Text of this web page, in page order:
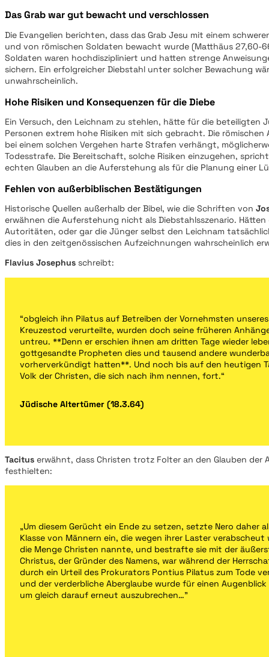
Das Grab war gut bewacht und verschlossen
Die Evangelien berichten, dass das Grab Jesu mit einem
und von römischen Soldaten bewacht wurde (Matthäus 27,60-
Soldaten waren hochdiszipliniert und hatten strenge
sichern. Ein erfolgreicher Diebstahl unter solcher Bewachung
unwahrscheinlich.
Hohe Risiken und Konsequenzen für die Diebe
Ein Versuch, den Leichnam zu stehlen, hätte für die beteiligten
Personen extrem hohe Risiken mit sich gebracht. Die
bei einem solchen Vergehen harte Strafen verhängt,
Todesstrafe. Die Bereitschaft, solche Risiken einzugehen,
echten Glauben an die Auferstehung als für die Planung einer
Fehlen von außerbiblischen Bestätigungen
Historische Quellen außerhalb der Bibel, wie die Schriften von
erwähnen die Auferstehung nicht als Diebstahlsszenario. Hätten
Autoritäten, oder gar die Jünger selbst den Leichnam
dies in den zeitgenössischen Aufzeichnungen wahrscheinlich
Flavius Josephus schreibt:
“obgleich ihn Pilatus auf Betreiben der Vornehmsten unseres
Kreuzestod verurteilte, wurden doch seine früheren
untreu. **Denn er erschien ihnen am dritten Tage wieder
gottgesandte Propheten dies und tausend andere
vorherverkündigt hatten**. Und noch bis auf den heutigen
Volk der Christen, die sich nach ihm nennen, fort.“
Jüdische Altertümer (18.3.64)
Tacitus erwähnt, dass Christen trotz Folter an den Glauben der
festhielten:
„Um diesem Gerücht ein Ende zu setzen, setzte Nero daher
Klasse von Männern ein, die wegen ihrer Laster verabscheut
die Menge Christen nannte, und bestrafte sie mit der
Christus, der Gründer des Namens, war während der
durch ein Urteil des Prokurators Pontius Pilatus zum Tode
und der verderbliche Aberglaube wurde für einen
um gleich darauf erneut auszubrechen…”